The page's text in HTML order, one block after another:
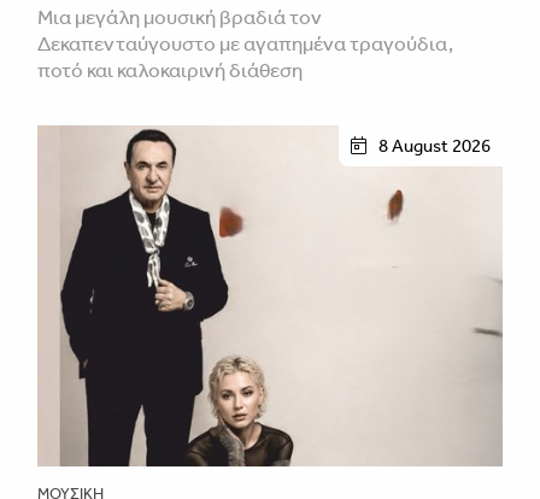
Μια μεγάλη μουσική βραδιά τον
Δεκαπενταύγουστο με αγαπημένα τραγούδια,
ποτό και καλοκαιρινή διάθεση
8 August 2026
ΜΟΥΣΙΚΉ